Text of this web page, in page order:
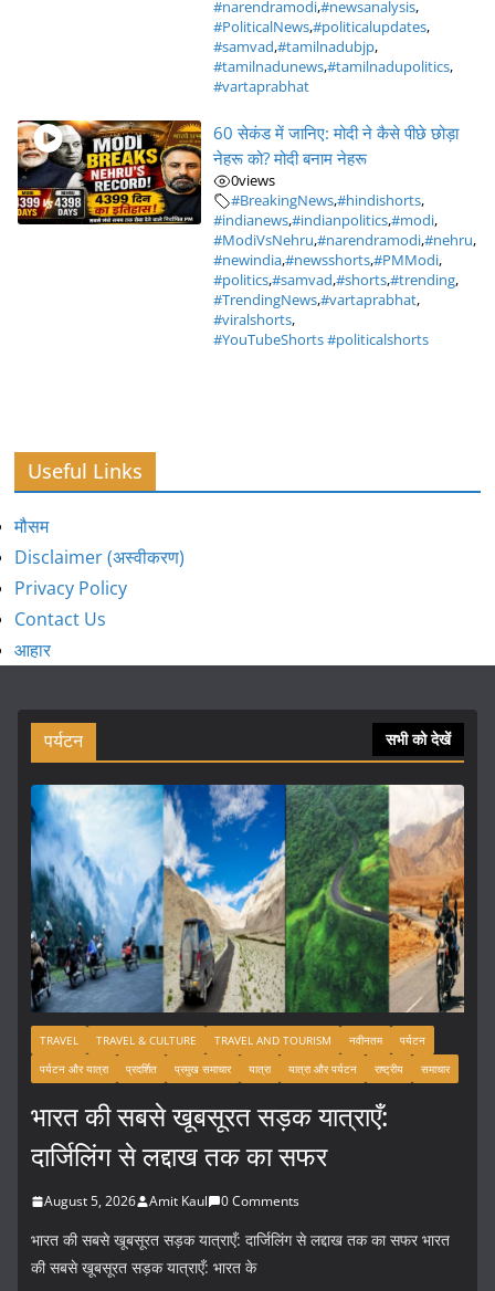
#narendramodi,#newsanalysis,
#PoliticalNews,#politicalupdates,
#samvad,#tamilnadubjp,
#tamilnadunews,#tamilnadupolitics,
#vartaprabhat
60 सेकंड में जानिए: मोदी ने कैसे पीछे छोड़ा
नेहरू को? मोदी बनाम नेहरू
0views
#BreakingNews,#hindishorts,
#indianews,#indianpolitics,#modi,
#ModiVsNehru,#narendramodi,#nehru,
#newindia,#newsshorts,#PMModi,
#politics,#samvad,#shorts,#trending,
#TrendingNews,#vartaprabhat,
#viralshorts,
#YouTubeShorts #politicalshorts
Useful Links
मौसम
Disclaimer (अस्वीकरण)
Privacy Policy
Contact Us
आहार
पर्यटन सभी को देखें
TRAVEL TRAVEL & CULTURE TRAVEL AND TOURISM नवीनतम
पर्यटन
पर्यटन और यात्रा
प्रदर्शित प्रमुख समाचार यात्रा यात्रा और पर्यटन राष्ट्रीय समाचार
भारत की सबसे खूबसूरत सड़क यात्राएँ:
दार्जिलिंग से लद्दाख तक का सफर
August 5, 2026 Amit Kaul 0 Comments
भारत की सबसे खूबसूरत सड़क यात्राएँ: दार्जिलिंग से लद्दाख तक का सफर भारत
की सबसे खूबसूरत सड़क यात्राएँ: भारत के